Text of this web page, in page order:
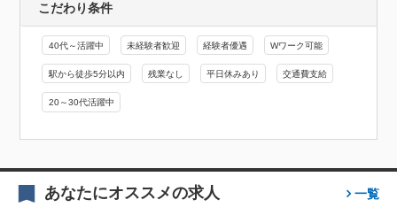
こだわり条件
40代～活躍中 未経験者歓迎 経験者優遇 Wワーク可能
駅から徒歩5分以内 残業なし 平日休みあり 交通費支給
20～30代活躍中
あなたにオススメの求人 一覧